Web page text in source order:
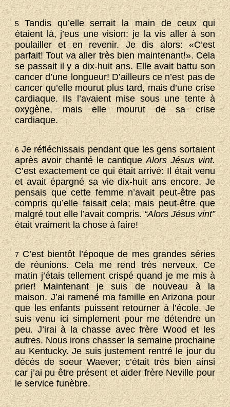
5Tandis qu’elle serrait la main de ceux qui
étaient là, j’eus une vision: je la vis aller à son
poulailler et en revenir. Je dis alors: «C’est
parfait! Tout va aller très bien maintenant!». Cela
se passait il y a dix-huit ans. Elle avait battu son
cancer d’une longueur! D’ailleurs ce n’est pas de
cancer qu’elle mourut plus tard, mais d’une crise
cardiaque. Ils l’avaient mise sous une tente à
oxygène, mais elle mourut de sa crise
cardiaque.
6Je réfléchissais pendant que les gens sortaient
après avoir chanté le cantiqueAlors Jésus vint.
C’est exactement ce qui était arrivé: Il était venu
et avait épargné sa vie dix-huit ans encore. Je
pensais que cette femme n’avait peut-être pas
compris qu’elle faisait cela; mais peut-être que
malgré tout elle l’avait compris.“Alors Jésus vint”
était vraiment la chose à faire!
7C’est bientôt l’époque de mes grandes séries
de réunions. Cela me rend très nerveux. Ce
matin j’étais tellement crispé quand je me mis à
prier! Maintenant je suis de nouveau à la
maison. J’ai ramené ma famille en Arizona pour
que les enfants puissent retourner à l’école. Je
suis venu ici simplement pour me détendre un
peu. J’irai à la chasse avec frère Wood et les
autres. Nous irons chasser la semaine prochaine
au Kentucky. Je suis justement rentré le jour du
décès de soeur Waever; c’était très bien ainsi
car j’ai pu être présent et aider frère Neville pour
le service funèbre.